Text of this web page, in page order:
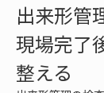
出来形管
現場完了
整える